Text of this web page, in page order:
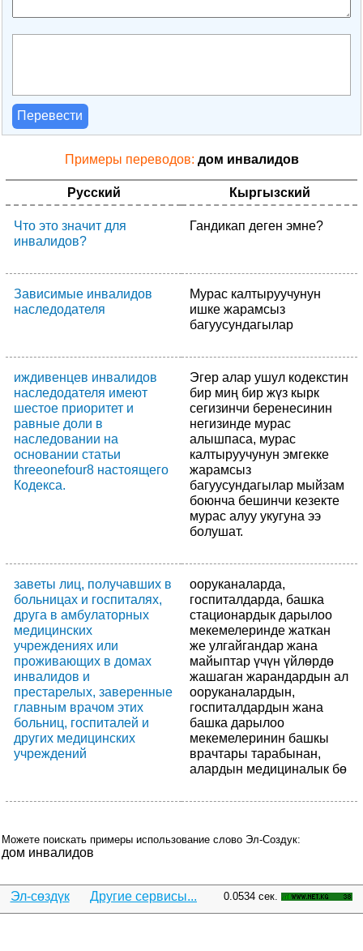
Перевести
Примеры переводов: дом инвалидов
Русский Кыргызский
Что это значит для
инвалидов?
Гандикап деген эмне?
Зависимые инвалидов
наследодателя
Мурас калтыруучунун
ишке жарамсыз
багуусундагылар
иждивенцев инвалидов
наследодателя имеют
шестое приоритет и
равные доли в
наследовании на
основании статьи
threeonefour8 настоящего
Кодекса.
Эгер алар ушул кодекстин
бир миң бир жүз кырк
сегизинчи беренесинин
негизинде мурас
алышпаса, мурас
калтыруучунун эмгекке
жарамсыз
багуусундагылар мыйзам
боюнча бешинчи кезекте
мурас алуу укугуна ээ
болушат.
заветы лиц, получавших в
больницах и госпиталях,
друга в амбулаторных
медицинских
учреждениях или
проживающих в домах
инвалидов и
престарелых, заверенные
главным врачом этих
больниц, госпиталей и
других медицинских
учреждений
ооруканаларда,
госпиталдарда, башка
стационардык дарылоо
мекемелеринде жаткан
же улгайгандар жана
майыптар үчүн үйлөрдө
жашаган жарандардын ал
ооруканалардын,
госпиталдардын жана
башка дарылоо
мекемелеринин башкы
врачтары тарабынан,
алардын медициналык бө
Можете поискать примеры использование слово Эл-Создук:
дом инвалидов
Эл-сөздүк Другие сервисы... 0.0534 сек.